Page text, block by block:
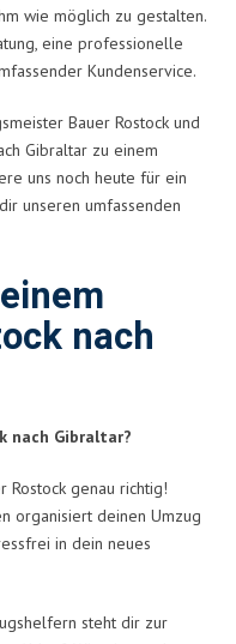
wie möglich zu gestalten.
eine professionelle
Kundenservice.
Bauer Rostock und
Gibraltar zu einem
uns noch heute für ein
unseren umfassenden
nach
nach Gibraltar?
Rostock genau richtig!
organisiert deinen Umzug
in dein neues
steht dir zur